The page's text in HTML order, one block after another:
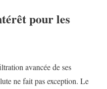
pour les
avancée de ses
ne fait pas exception. Le